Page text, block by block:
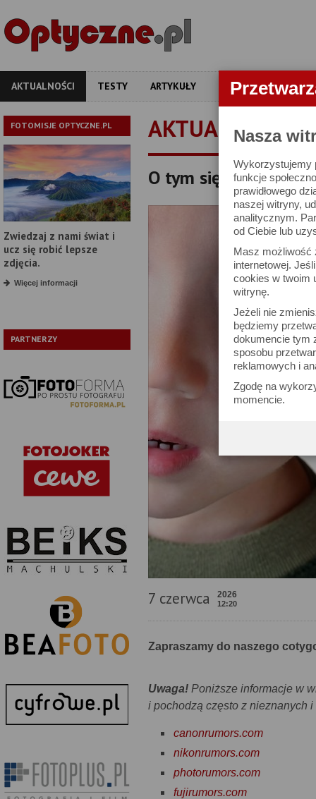
Nasza
Wykorzystujemy
funkcje
prawidłowego
naszej witryny,
analitycznym.
od Ciebie lub
Masz możliwość
internetowej.
cookies w twoim
witrynę.
Jeżeli nie
będziemy
dokumencie tym
sposobu
reklamowych i
Zgodę na
momencie.
AKTUALNOŚCI TESTY ARTYKUŁY APARATY
FOTOMISJE OPTYCZNE.PL
Zwiedzaj z nami świat i
ucz się robić lepsze
zdjęcia.
Więcej informacji
PARTNERZY
AKTUALNOŚCI
O tym się mówi,
7 czerwca 2026
12:20
Zapraszamy do naszego
Uwaga! Poniższe informacje w
i pochodzą często z nieznanych
canonrumors.com
nikonrumors.com
photorumors.com
fujirumors.com